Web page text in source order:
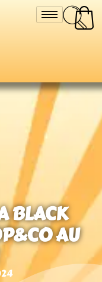
BLACK
AU